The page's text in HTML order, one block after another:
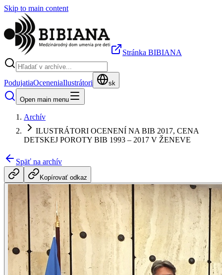
Skip to main content
Stránka BIBIANA
PodujatiaOceneniaIlustrátori sk
Open main menu
Archív
ILUSTRÁTORI OCENENÍ NA BIB 2017, CENA
DETSKEJ POROTY BIB 1993 – 2017 V ŽENEVE
Späť na archív
Kopírovať odkaz